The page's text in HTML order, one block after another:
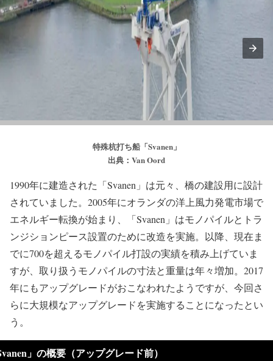
特殊杭打ち船「Svanen」
出典：Van Oord
1990年に建造された「Svanen」は元々、橋の建設用に設計
されていました。2005年にオランダの洋上風力発電市場で
エネルギー転換が始まり、「Svanen」はモノパイルとトラ
ンジションピース設置のために改造を実施。以降、現在ま
でに700を超えるモノパイル打設の実績を積み上げていま
すが、取り扱うモノパイルの寸法と重量は年々増加。2017
年にもアップグレードがおこなわれたようですが、今回さ
らに大規模なアップグレードを実施することになったとい
う。
」の概要（アップグレード前）